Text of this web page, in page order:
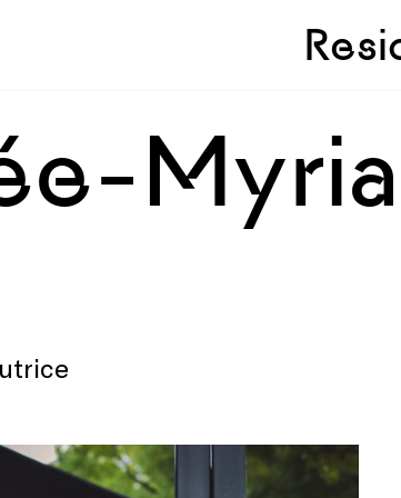
Skip to
Skip to